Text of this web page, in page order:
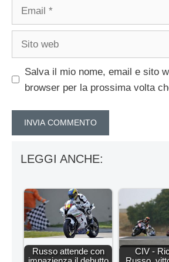
Salva il mio nome, email e sito
browser per la prossima volta
LEGGI ANCHE:
Russo attende con
CIV -